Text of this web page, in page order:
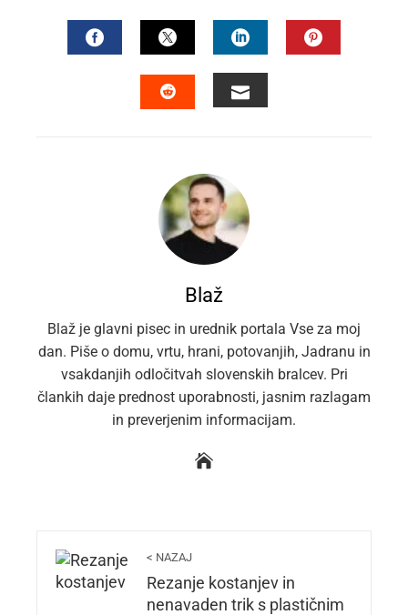
FACEBOOKTWITTERLINKEDIN
Blaž
Blaž je glavni pisec in urednik portala Vse za moj
dan. Piše o domu, vrtu, hrani, potovanjih, Jadranu in
vsakdanjih odločitvah slovenskih bralcev. Pri
člankih daje prednost uporabnosti, jasnim razlagam
in preverjenim informacijam.
< NAZAJ
Rezanje kostanjev in
nenavaden trik s plastičnim